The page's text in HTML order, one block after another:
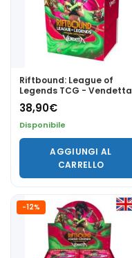
Riftbound: League of
Legends TCG - Vendetta
Vault Bundle - ENG
38,90€
Disponibile
AGGIUNGI AL
CARRELLO
-12%